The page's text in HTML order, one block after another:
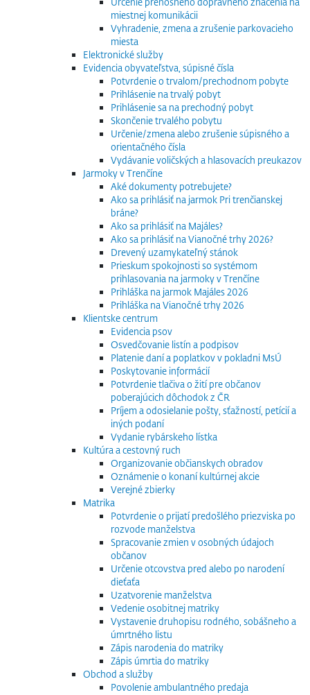
miestnej komunikácii
Vyhradenie, zmena a zrušenie parkovacieho
miesta
Elektronické služby
Evidencia obyvateľstva, súpisné čísla
Potvrdenie o trvalom/prechodnom pobyte
Prihlásenie na trvalý pobyt
Prihlásenie sa na prechodný pobyt
Skončenie trvalého pobytu
Určenie/zmena alebo zrušenie súpisného a
orientačného čísla
Vydávanie voličských a hlasovacích preukazov
Jarmoky v Trenčíne
Aké dokumenty potrebujete?
Ako sa prihlásiť na jarmok Pri trenčianskej
bráne?
Ako sa prihlásiť na Majáles?
Ako sa prihlásiť na Vianočné trhy 2026?
Drevený uzamykateľný stánok
Prieskum spokojnosti so systémom
prihlasovania na jarmoky v Trenčíne
Prihláška na jarmok Majáles 2026
Prihláška na Vianočné trhy 2026
Klientske centrum
Evidencia psov
Osvedčovanie listín a podpisov
Platenie daní a poplatkov v pokladni MsÚ
Poskytovanie informácií
Potvrdenie tlačiva o žití pre občanov
poberajúcich dôchodok z ČR
Príjem a odosielanie pošty, sťažností, petícií a
iných podaní
Vydanie rybárskeho lístka
Kultúra a cestovný ruch
Organizovanie občianskych obradov
Oznámenie o konaní kultúrnej akcie
Verejné zbierky
Matrika
Potvrdenie o prijatí predošlého priezviska po
rozvode manželstva
Spracovanie zmien v osobných údajoch
občanov
Určenie otcovstva pred alebo po narodení
dieťaťa
Uzatvorenie manželstva
Vedenie osobitnej matriky
Vystavenie druhopisu rodného, sobášneho a
úmrtného listu
Zápis narodenia do matriky
Zápis úmrtia do matriky
Obchod a služby
Povolenie ambulantného predaja